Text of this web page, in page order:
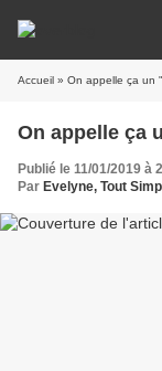
Accueil » On appelle ça un
On appelle ça
Publié le 11/01/2019 à
Par Evelyne, Tout